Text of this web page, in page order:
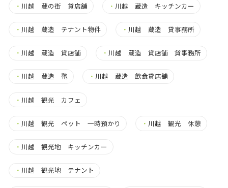
・ 川越 蔵の街 貸店舗 ・ 川越 蔵造 キッチンカー
・ 川越 蔵造 テナント物件 ・ 川越 蔵造 貸事務所
・ 川越 蔵造 貸店舗 ・ 川越 蔵造 貸店舗 貸事務所
・ 川越 蔵造 鞄 ・ 川越 蔵造 飲食貸店舗
・ 川越 観光 カフェ
・ 川越 観光 ペット 一時預かり ・ 川越 観光 休憩
・ 川越 観光地 キッチンカー
・ 川越 観光地 テナント